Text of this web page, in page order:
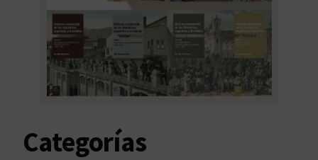
Categorías